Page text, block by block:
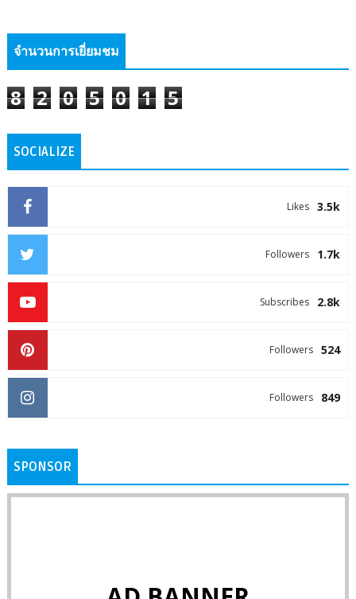
จำนวนการเยี่ยมชม
8 2 0 5 0 1 5
SOCIALIZE
3.5k
Likes
1.7k
Followers
2.8k
Subscribes
524
Followers
849
Followers
SPONSOR